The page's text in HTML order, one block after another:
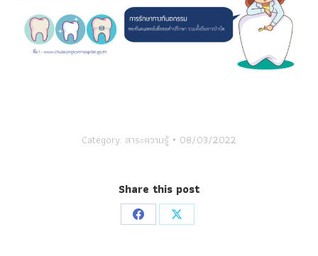
Category: สาระความรู้ 08/03/2022
Share this post
Share
Share